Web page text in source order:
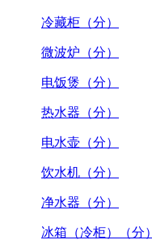
冷藏柜（分）
微波炉（分）
电饭煲（分）
热水器（分）
电水壶（分）
饮水机（分）
净水器（分）
冰箱（冷柜）（分）